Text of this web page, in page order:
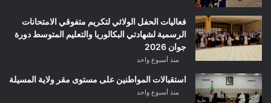
فعاليات الحفل الولائي لتكريم متفوقي الامتحانات
الرسمية لشهادتي البكالوريا والتعليم المتوسط دورة
جوان 2026
منذ أسبوع واحد
استقبالات المواطنين على مستوى مقر ولاية المسيلة
منذ أسبوع واحد